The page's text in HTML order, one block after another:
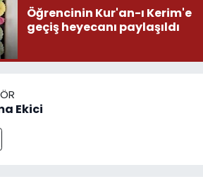
Öğrencinin Kur'an-ı Kerim'e
geçiş heyecanı paylaşıldı
Ekici